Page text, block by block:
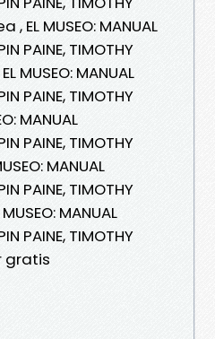
, EL MUSEO: MANUAL
PAINE, TIMOTHY
MUSEO: MANUAL
PAINE, TIMOTHY
MANUAL
PAINE, TIMOTHY
MANUAL
PAINE, TIMOTHY
MANUAL
PAINE, TIMOTHY
gratis